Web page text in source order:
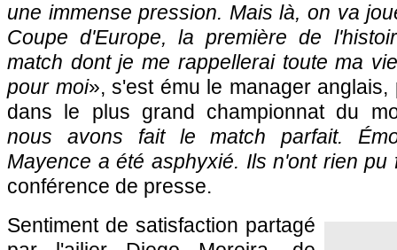
une immense pression. Mais là, on va
Coupe d'Europe, la première de
match dont je me rappellerai toute ma
pour moi», s'est ému le manager anglais,
dans le plus grand championnat du
nous avons fait le match parfait.
Mayence a été asphyxié. Ils n'ont rien pu
conférence de presse.
Sentiment de satisfaction partagé